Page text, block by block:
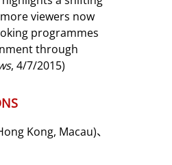
viewers now
programmes
through
, 4/7/2015)
Kong, Macau)、